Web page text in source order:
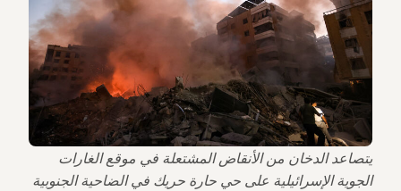
يتصاعد الدخان من الأنقاض المشتعلة في موقع الغارات
الجوية الإسرائيلية على حي حارة حريك في الضاحية الجنوبية